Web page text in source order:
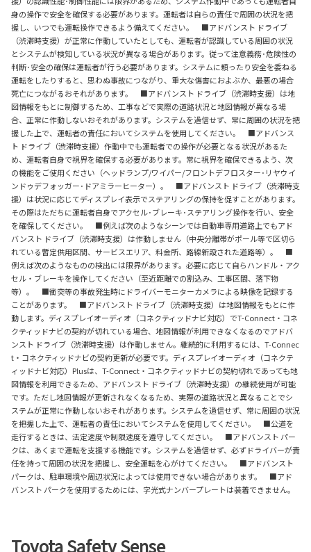
身の操作で安全を確保する必要があります。運転者は自らの責任で周囲の状況を把
握し、いつでも運転操作できるよう備えてください。 ■アドバンスト ドライブ
（渋滞時支援）が正常に作動していたとしても、運転者が認識している周囲の状況
とシステムが検知している状況が異なる場合があります。従って注意義務･危険性の
判断･安全の確保は運転者が行う必要があります。システムに頼ったり安全を委ねる
運転をしたりすると、思わぬ事故につながり、重大な傷害におよぶか、最悪の場合
死亡につながるおそれがあります。 ■アドバンスト ドライブ（渋滞時支援）は地
図情報をもとに制御するため、工事などで実際の道路状況と地図情報が異なる場
合、正常に作動しないおそれがあります。システムを過信せず、常に周囲の状況を把
握した上で、運転者の責任においてシステムを使用してください。 ■アドバンス
ト ドライブ（渋滞時支援）作動中でも運転者での操作が必要となる状況があるた
め、運転者自身で視界を確保する必要があります。常に視界を確保できるよう、次
の機能をご使用ください（ヘッドランプ/ワイパー/フロントデフロスター･リヤウイ
ンドゥデフォッガー･ドアミラーヒーター）。 ■アドバンスト ドライブ（渋滞時支
援）は状況に応じてディスプレイ表示でステアリングの保持を促すことがあります。
その際はただちに運転者自身でアクセル･ブレーキ･ステアリング操作を行い、安全
を確保してください。 ■例えば次のようなシーンでは自動車専用道路上でもアド
バンスト ドライブ（渋滞時支援）は作動しません（中央分離帯がポール等で区切ら
れている暫定供用区間、サービスエリア、料金所、路線新設された道路等）。 ■
例えば次のようなものの検出には限界があります。必要に応じて自らハンドル・アク
セル・ブレーキを操作してください（至近距離での割込み、工事区間、落下物
等）。 ■衝突等の事故発生時にドライバーモニターカメラによる映像を記録する
ことがあります。 ■アドバンスト ドライブ（渋滞時支援）は地図情報をもとに作
動します。ディスプレイオーディオ（コネクティッドナビ対応）でT-Connect・コネ
クティッドナビの契約が切れている場合、地図情報が利用できなくなるのでアドバ
ンスト ドライブ（渋滞時支援）は作動しません。継続的に利用するには、T-Connec
t・コネクティッドナビの契約更新が必要です。ディスプレイオーディオ（コネクテ
ィッドナビ対応）Plusは、T-Connect・コネクティッドナビの契約切れであっても地
図情報を利用できるため、アドバンスト ドライブ（渋滞時支援）の継続使用が可能
です。ただし地図情報が更新されなくなるため、実際の道路状況と異なることでシ
ステムが正常に作動しないおそれがあります。システムを過信せず、常に周囲の状況
を把握した上で、運転者の責任においてシステムを使用してください。 ■公道を
走行するときは、法定速度や制限速度を遵守してください。 ■アドバンスト パー
クは、あくまで運転を支援する機能です。システムを過信せず、必ずドライバーが責
任を持って周囲の状況を把握し、安全運転を心がけてください。 ■アドバンスト
パークは、駐車環境や周辺状況によっては使用できない場合があります。 ■アド
バンスト パークを使用するためには、字光式ナンバープレートは装着できません。
Toyota Safety Sense